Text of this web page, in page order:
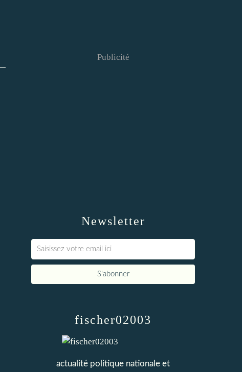
Newsletter
Publicité
fischer02003
actualité politique nationale et